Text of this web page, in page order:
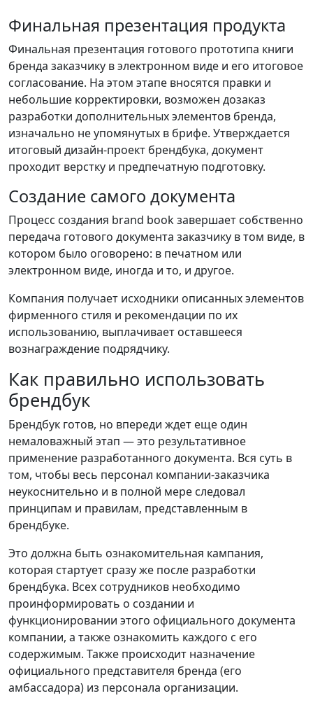
Финальная презентация продукта
Финальная презентация готового прототипа книги
бренда заказчику в электронном виде и его итоговое
согласование. На этом этапе вносятся правки и
небольшие корректировки, возможен дозаказ
разработки дополнительных элементов бренда,
изначально не упомянутых в брифе. Утверждается
итоговый дизайн-проект брендбука, документ
проходит верстку и предпечатную подготовку.
Создание самого документа
Процесс создания brand book завершает собственно
передача готового документа заказчику в том виде, в
котором было оговорено: в печатном или
электронном виде, иногда и то, и другое.
Компания получает исходники описанных элементов
фирменного стиля и рекомендации по их
использованию, выплачивает оставшееся
вознаграждение подрядчику.
Как правильно использовать
брендбук
Брендбук готов, но впереди ждет еще один
немаловажный этап — это результативное
применение разработанного документа. Вся суть в
том, чтобы весь персонал компании-заказчика
неукоснительно и в полной мере следовал
принципам и правилам, представленным в
брендбуке.
Это должна быть ознакомительная кампания,
которая стартует сразу же после разработки
брендбука. Всех сотрудников необходимо
проинформировать о создании и
функционировании этого официального документа
компании, а также ознакомить каждого с его
содержимым. Также происходит назначение
официального представителя бренда (его
амбассадора) из персонала организации.